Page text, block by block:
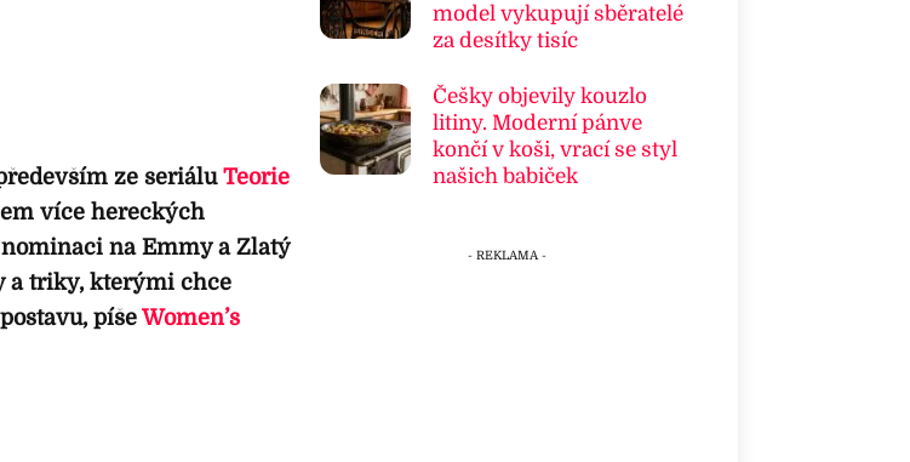
ze seriálu Teorie
více hereckých
na Emmy a Zlatý
a triky, kterými chce
píše Women’s
model vykupují sběratelé
za desítky tisíc
Češky objevily kouzlo
litiny. Moderní pánve
končí v koši, vrací se styl
našich babiček